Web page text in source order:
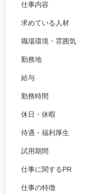
仕事内容
求めている人材
職場環境・雰囲気
勤務地
給与
勤務時間
休日・休暇
待遇・福利厚生
試用期間
仕事に関するPR
仕事の特徴